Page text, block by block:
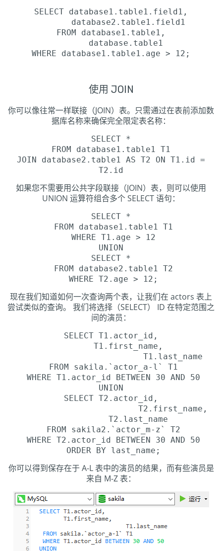
SELECT database1.table1.field1,
database2.table1.field1
FROM database1.table1,
database.table1
WHERE database1.table1.age > 12;
使用 JOIN
你可以像往常一样联接（JOIN）表。只需通过在表前添加数
据库名称来确保完全限定表名称：
SELECT *
FROM database1.table1 T1
JOIN database2.table1 AS T2 ON T1.id =
T2.id
如果您不需要用公共字段联接（JOIN）表，则可以使用
UNION 运算符组合多个 SELECT 语句：
SELECT *
FROM database1.table1 T1
WHERE T1.age > 12
UNION
SELECT *
FROM database2.table1 T2
WHERE T2.age > 12;
现在我们知道如何一次查询两个表，让我们在 actors 表上
尝试类似的查询。 我们将选择（SELECT） ID 在特定范围之
间的演员：
SELECT T1.actor_id,
T1.first_name,
T1.last_name
FROM sakila.`actor_a-l` T1
WHERE T1.actor_id BETWEEN 30 AND 50
UNION
SELECT T2.actor_id,
T2.first_name,
T2.last_name
FROM sakila2.`actor_m-z` T2
WHERE T2.actor_id BETWEEN 30 AND 50
ORDER BY last_name;
你可以得到保存在于 A-L 表中的演员的结果，而有些演员是
来自 M-Z 表：